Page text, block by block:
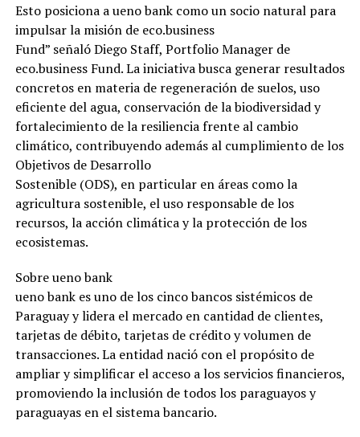
Esto posiciona a ueno bank como un socio natural para
impulsar la misión de eco.business
Fund” señaló Diego Staff, Portfolio Manager de
eco.business Fund. La iniciativa busca generar resultados
concretos en materia de regeneración de suelos, uso
eficiente del agua, conservación de la biodiversidad y
fortalecimiento de la resiliencia frente al cambio
climático, contribuyendo además al cumplimiento de los
Objetivos de Desarrollo
Sostenible (ODS), en particular en áreas como la
agricultura sostenible, el uso responsable de los
recursos, la acción climática y la protección de los
ecosistemas.
Sobre ueno bank
ueno bank es uno de los cinco bancos sistémicos de
Paraguay y lidera el mercado en cantidad de clientes,
tarjetas de débito, tarjetas de crédito y volumen de
transacciones. La entidad nació con el propósito de
ampliar y simplificar el acceso a los servicios financieros,
promoviendo la inclusión de todos los paraguayos y
paraguayas en el sistema bancario.